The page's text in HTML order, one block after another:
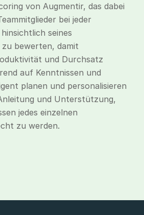
von Augmentir, das dabei
bei jeder
seines
zu bewerten, damit
und Durchsatz
auf Kenntnissen und
planen und personalisieren
und Unterstützung,
jedes einzelnen
zu werden.